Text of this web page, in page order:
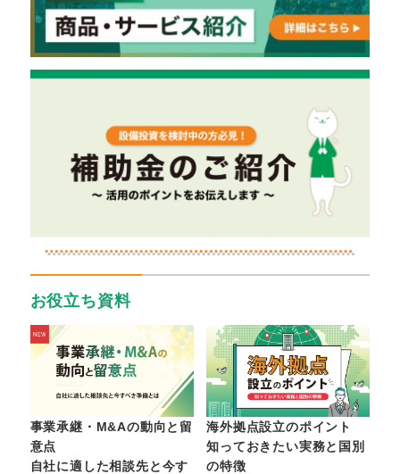
お役立ち資料
事業承継・M&Aの動向と留
意点
自社に適した相談先と今す
海外拠点設立のポイント
知っておきたい実務と国別
の特徴